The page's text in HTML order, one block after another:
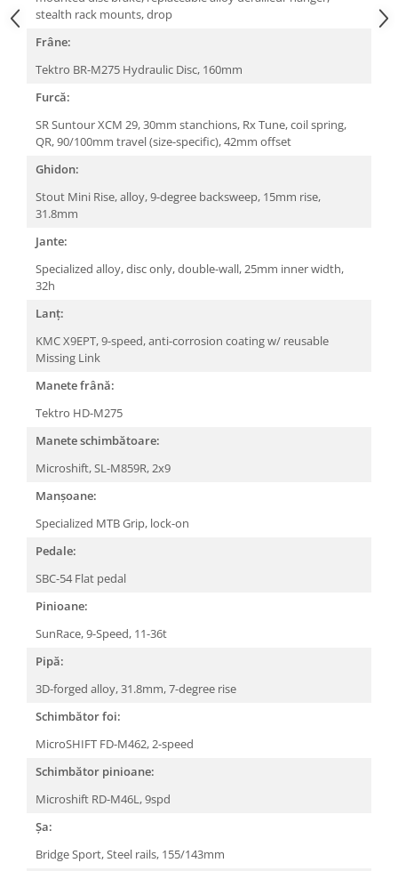
Arcuri
Groupset
stealth rack mounts, drop
Frâne:
Tektro BR-M275 Hydraulic Disc, 160mm
Furcă:
SR Suntour XCM 29, 30mm stanchions, Rx Tune, coil spring,
QR, 90/100mm travel (size-specific), 42mm offset
Ghidon:
Stout Mini Rise, alloy, 9-degree backsweep, 15mm rise,
31.8mm
Jante:
Specialized alloy, disc only, double-wall, 25mm inner width,
32h
Lanț:
KMC X9EPT, 9-speed, anti-corrosion coating w/ reusable
Missing Link
Manete frână:
Tektro HD-M275
Manete schimbătoare:
Microshift, SL-M859R, 2x9
Manșoane:
Specialized MTB Grip, lock-on
Pedale:
SBC-54 Flat pedal
Pinioane:
SunRace, 9-Speed, 11-36t
Pipă:
3D-forged alloy, 31.8mm, 7-degree rise
Schimbător foi:
MicroSHIFT FD-M462, 2-speed
Schimbător pinioane:
Microshift RD-M46L, 9spd
Șa:
Bridge Sport, Steel rails, 155/143mm